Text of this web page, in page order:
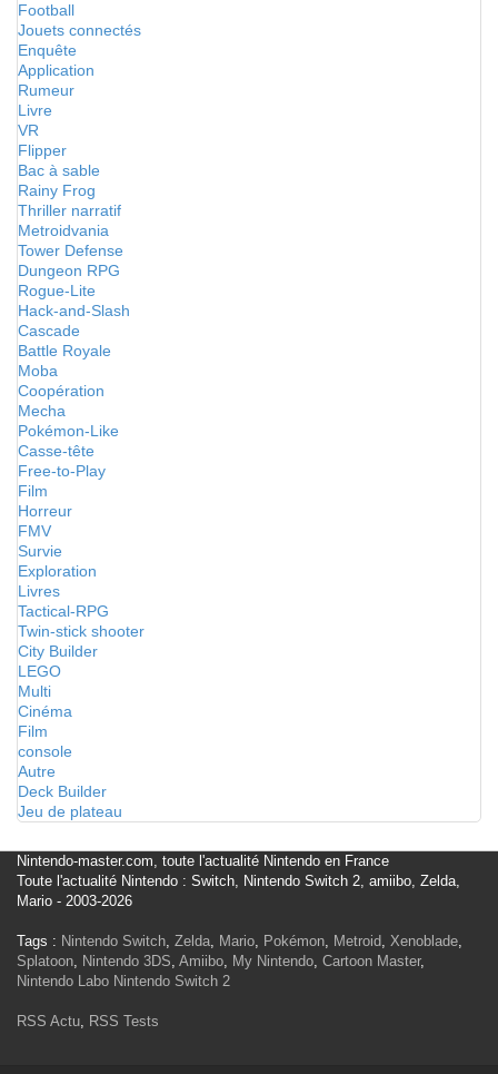
Football
Jouets connectés
Enquête
Application
Rumeur
Livre
VR
Flipper
Bac à sable
Rainy Frog
Thriller narratif
Metroidvania
Tower Defense
Dungeon RPG
Rogue-Lite
Hack-and-Slash
Cascade
Battle Royale
Moba
Coopération
Mecha
Pokémon-Like
Casse-tête
Free-to-Play
Film
Horreur
FMV
Survie
Exploration
Livres
Tactical-RPG
Twin-stick shooter
City Builder
LEGO
Multi
Cinéma
Film
console
Autre
Deck Builder
Jeu de plateau
Nintendo-master.com, toute l'actualité Nintendo en France
Toute l'actualité Nintendo : Switch, Nintendo Switch 2, amiibo, Zelda,
Mario - 2003-2026
Tags : Nintendo Switch, Zelda, Mario, Pokémon, Metroid, Xenoblade,
Splatoon, Nintendo 3DS, Amiibo, My Nintendo, Cartoon Master,
Nintendo Labo Nintendo Switch 2
RSS Actu, RSS Tests